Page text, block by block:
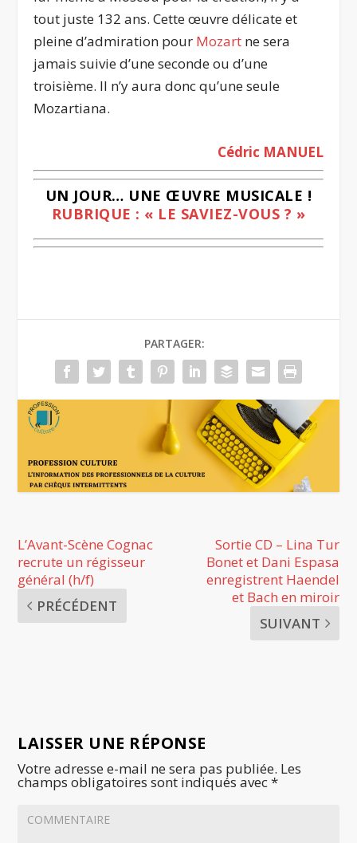
tout juste 132 ans. Cette œuvre délicate et
pleine d’admiration pour Mozart ne sera
jamais suivie d’une seconde ou d’une
troisième. Il n’y aura donc qu’une seule
Mozartiana.
Cédric MANUEL
UN JOUR… UNE ŒUVRE MUSICALE !
RUBRIQUE : « LE SAVIEZ-VOUS ? »
PARTAGER:
L’Avant-Scène Cognac
recrute un régisseur
général (h/f)
PRÉCÉDENT
Sortie CD – Lina Tur
Bonet et Dani Espasa
enregistrent Haendel
et Bach en miroir
SUIVANT
LAISSER UNE RÉPONSE
Votre adresse e-mail ne sera pas publiée. Les
champs obligatoires sont indiqués avec*